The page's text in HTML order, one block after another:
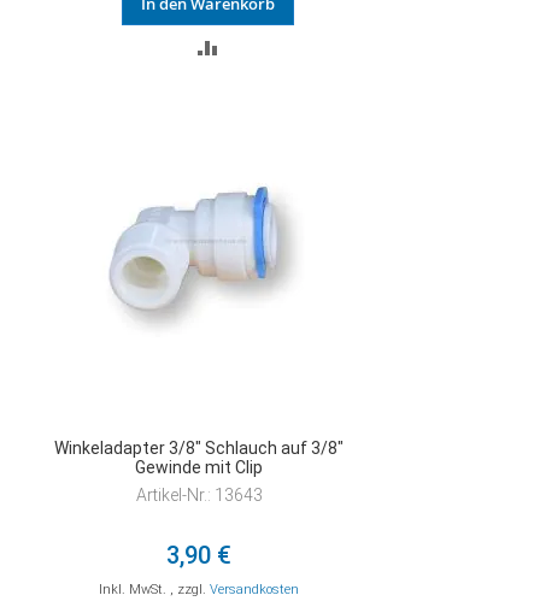
Winkeladapter 3/8" Schlauch auf 3/8"
Gewinde mit Clip
Artikel-Nr.: 13643
3,90 €
Inkl. MwSt. , zzgl. Versandkosten